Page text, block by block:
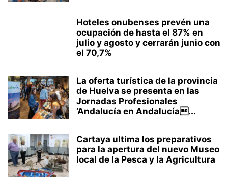
Hoteles onubenses prevén una
ocupación de hasta el 87% en
julio y agosto y cerrarán junio con
el 70,7%
La oferta turística de la provincia
de Huelva se presenta en las
Jornadas Profesionales
‘Andalucía en Andalucía...
Cartaya ultima los preparativos
para la apertura del nuevo Museo
local de la Pesca y la Agricultura